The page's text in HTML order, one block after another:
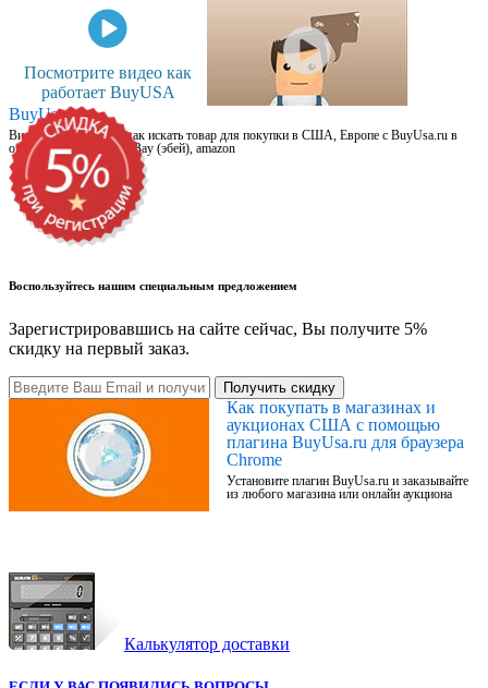
Посмотрите видео как
работает BuyUSA
BuyUsa.ru
Видео для новичков: как искать товар для покупки в США, Европе с BuyUsa.ru в
онлайн магазинах, на eBay (эбей), amazon
Воспользуйтесь нашим специальным предложением
Зарегистрировавшись на сайте сейчас, Вы получите 5%
скидку на первый заказ.
Получить скидку
Как покупать в магазинах и
аукционах США с помощью
плагина BuyUsa.ru для браузера
Chrome
Установите плагин BuyUsa.ru и заказывайте
из любого магазина или онлайн аукциона
Калькулятор доставки